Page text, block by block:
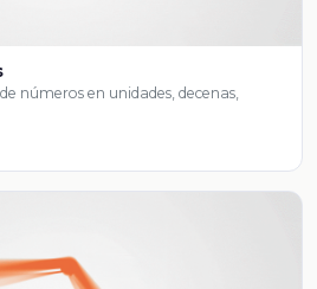
números en unidades, decenas,